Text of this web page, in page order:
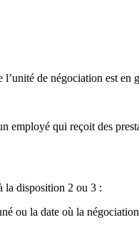
de négociation est en
employé qui reçoit des
la disposition 2 ou 3 :
ou la date où la